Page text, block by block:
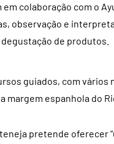
colaboração com o
observação e
de produtos.
guiados, com
espanhola do
pretende oferecer